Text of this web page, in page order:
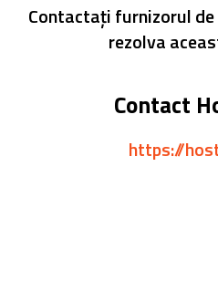
Contactați furnizorul
rezolva
Contact
https://